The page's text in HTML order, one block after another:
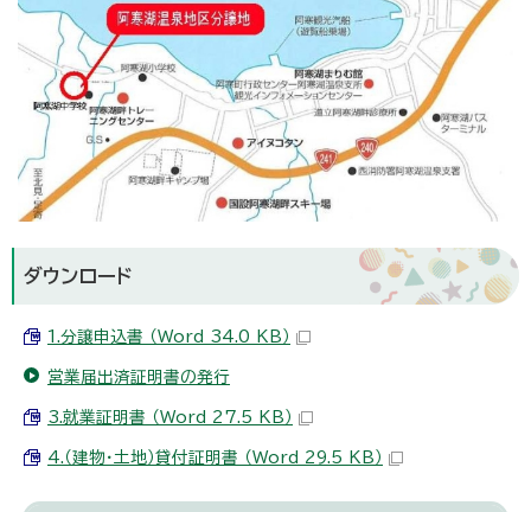
ダウンロード
1.分譲申込書 （Word 34.0 KB）
営業届出済証明書の発行
3.就業証明書 （Word 27.5 KB）
4.（建物・土地）貸付証明書 （Word 29.5 KB）